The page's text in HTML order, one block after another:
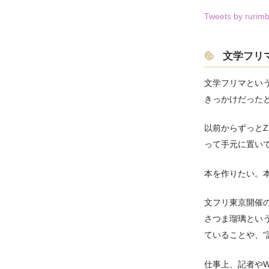
Tweets by
文学フリ
文学フリマとい
きっかけだった
以前からずっと
って手元に置い
本を作りたい。
文フリ東京開催
さつま瑠璃とい
ていることや、
仕事上、記者や